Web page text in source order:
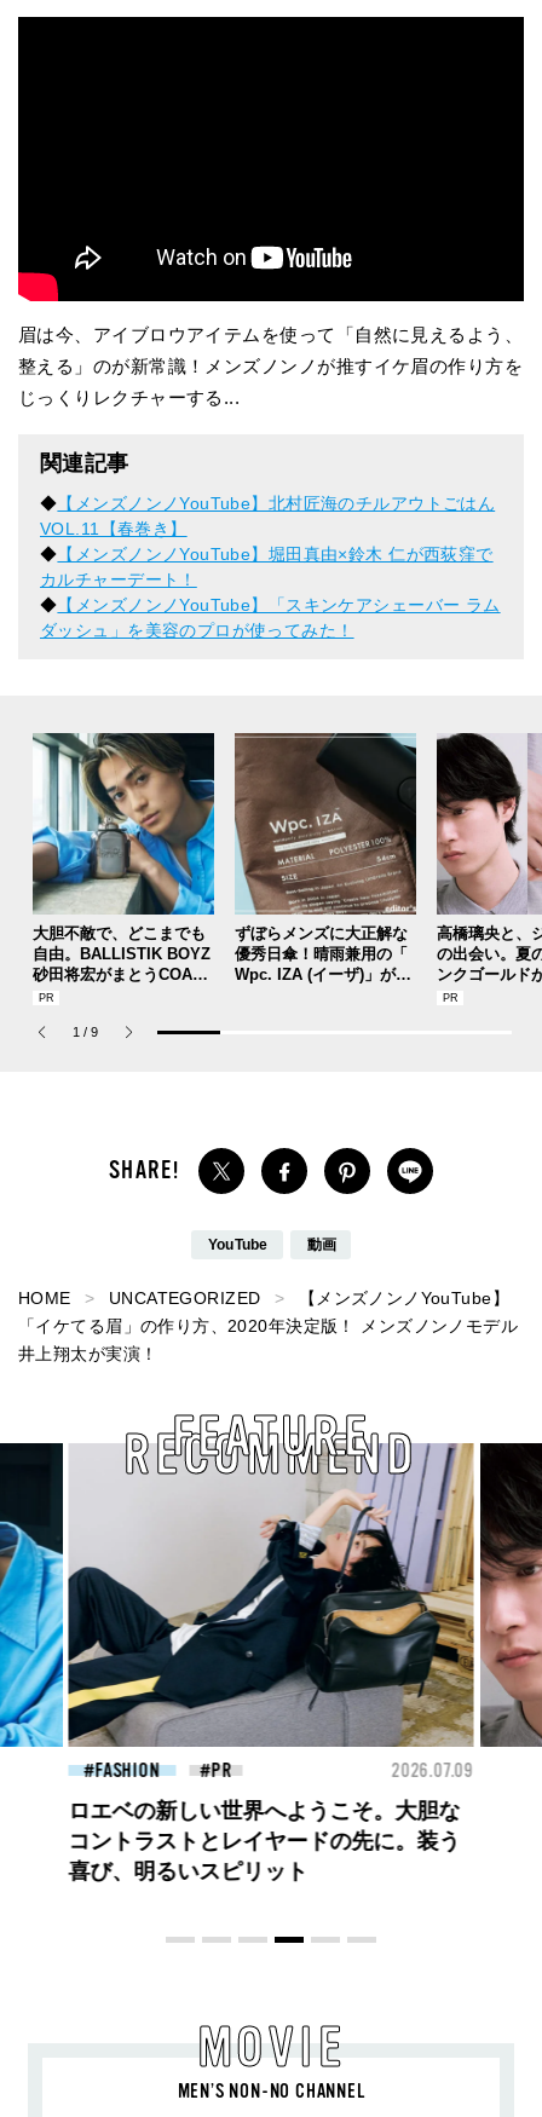
眉は今、アイブロウアイテムを使って「自然に見えるよう、
整える」のが新常識！メンズノンノが推すイケ眉の作り方を
じっくりレクチャーする...
関連記事
◆ 【メンズノンノYouTube】北村匠海のチルアウトごはん
VOL.11【春巻き】
◆ 【メンズノンノYouTube】堀田真由×鈴木 仁が西荻窪で
カルチャーデート！
◆ 【メンズノンノYouTube】「スキンケアシェーバー ラム
ダッシュ」を美容のプロが使ってみた！
大胆不敵で、どこまでも
自由。BALLISTIK BOYZ
砂田将宏がまとうCOACH
の新作フレグランス「コ
パルファム」
ずぼらメンズに大正解な
優秀日傘！晴雨兼用の「
Wpc. IZA (イーザ)」があ
高橋璃央と、
の出会い。夏
ンクゴールド
SUMMER
1 / 9
YouTube 動画
HOME UNCATEGORIZED
【メンズノンノYouTube】
「イケてる眉」の作り方、2020年決定版！ メンズノンノモデル
井上翔太が実演！
RECOMMEND
FEATURE
FASHION 2026.07.09
高橋璃央と、ジュエッテの出会い。夏の
定番、ピンクゴールドが印象的
な“SUMMER PINK”［meets Jouete!
MOVIE
MEN’S NON-NO CHANNEL